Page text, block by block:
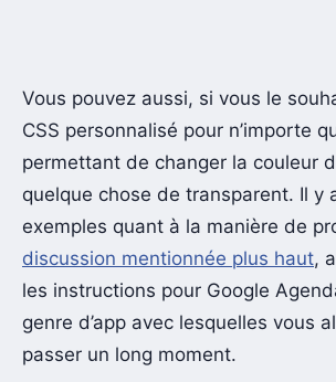
Vous pouvez aussi, si vous le
CSS personnalisé pour n’importe
permettant de changer la couleur
quelque chose de transparent. Il y
exemples quant à la manière de
discussion mentionnée plus haut,
les instructions pour Google
genre d’app avec lesquelles vous
passer un long moment.